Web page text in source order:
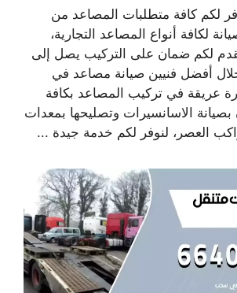
لكم كافة متطلبات المصاعد من
لكافة أنواع المصاعد التجارية،
لكم ضمان على التركيب يصل إلى
أفضل فنيين صيانة مصاعد في
عريقة في تركيب المصاعد بكافة
بصيانة الاسانسيرات وتصليحها بمعدات
العصر، لنوفر لكم خدمة جيدة ...